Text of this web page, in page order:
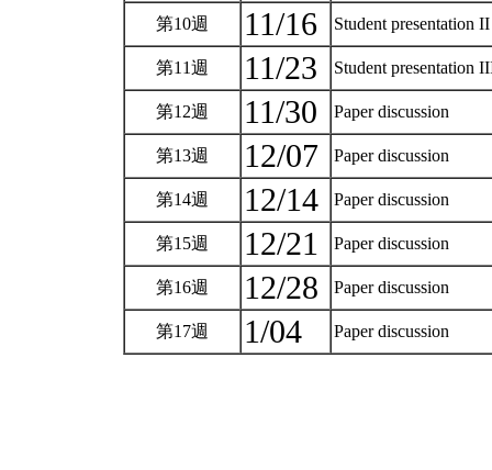
第10週 11/16 Student
第11週 11/23 Student
第12週 11/30 Paper discussion
第13週 12/07 Paper discussion
第14週 12/14 Paper discussion
第15週 12/21 Paper discussion
第16週 12/28 Paper discussion
第17週 1/04 Paper discussion